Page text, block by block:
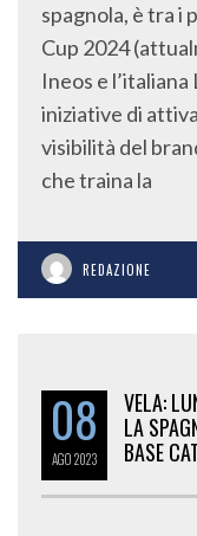
spagnola, è tra i
Cup 2024
Ineos e
iniziative di
visibilità del
che traina la
REDAZIONE
08
AGO2023
VELA:
LA
BASE